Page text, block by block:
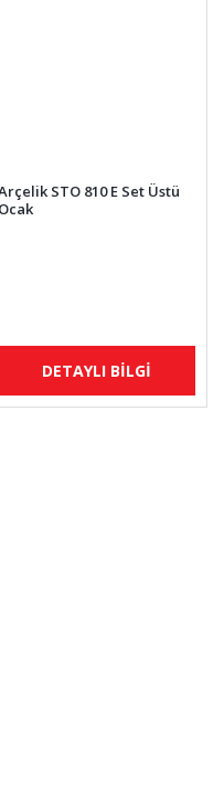
STO 810 E Set Üstü
Ocak
DETAYLI BİLGİ